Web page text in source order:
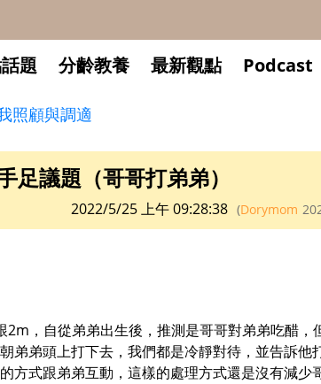
題 分齡教養 最新觀點 Podcast
照顧與調適
足議題（哥哥打弟弟）
2022/5/25 上午 09:28:38 (Dorymom
，自從弟弟出生後，推測是哥哥對弟弟吃醋，
弟弟頭上打下去，我們都是冷靜對待，並告訴他
方式跟弟弟互動，這樣的處理方式還是沒有減少